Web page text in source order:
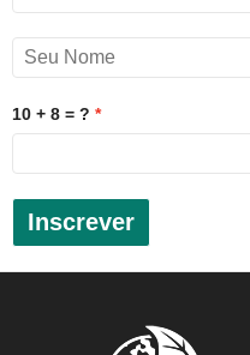
10 + 8 = ?
Inscrever